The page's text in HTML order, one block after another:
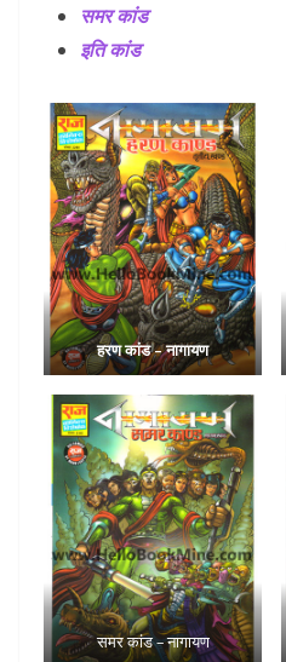
समर कांड
इति कांड
हरण कांड – नागायण
समर कांड – नागायण